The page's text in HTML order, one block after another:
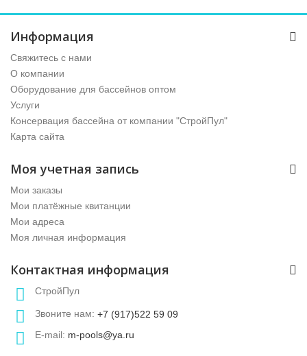
Информация
Свяжитесь с нами
О компании
Оборудование для бассейнов оптом
Услуги
Консервация бассейна от компании "СтройПул"
Карта сайта
Моя учетная запись
Мои заказы
Мои платёжные квитанции
Мои адреса
Моя личная информация
Контактная информация
СтройПул
Звоните нам: +7 (917)522 59 09
E-mail: m-pools@ya.ru